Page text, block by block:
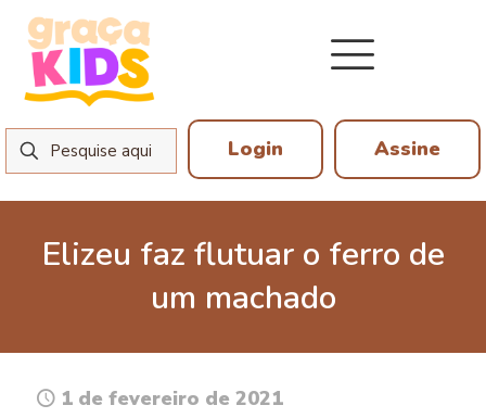
Login Assine
Elizeu faz flutuar o ferro de
um machado
1 de fevereiro de 2021